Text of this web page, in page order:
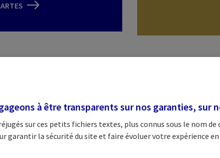
les avantages et services bancaires à votre
quotidien et dans vos projets est notre priorité.
à être transparents sur nos garanties, sur
sur ces petits fichiers textes, plus connus sous le nom de
garantir la sécurité du site et faire évoluer votre expérience en